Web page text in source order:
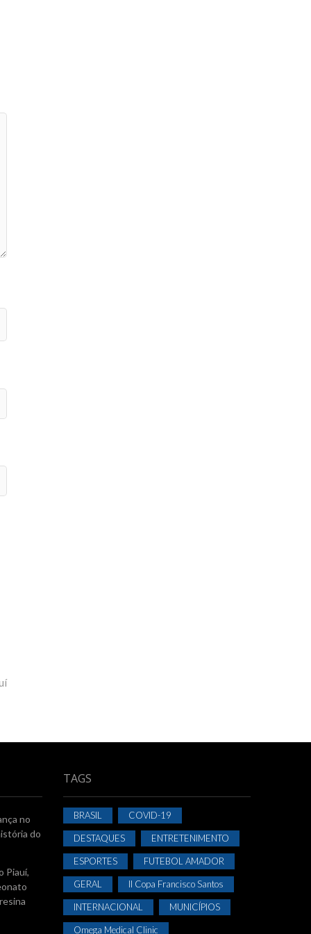
no
do
Piauí,
TAGS
BRASIL COVID-19
DESTAQUES ENTRETENIMENTO
ESPORTES FUTEBOL AMADOR
GERAL II Copa Francisco Santos
INTERNACIONAL MUNICÍPIOS
Omega Medical Clinic